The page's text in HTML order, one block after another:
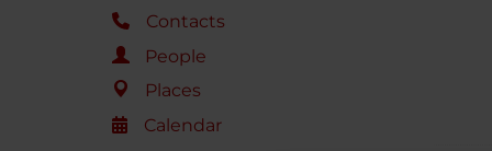
Contacts
People
Places
Calendar